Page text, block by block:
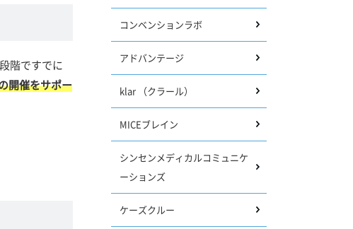
階ですでに
開催をサポー
コンベンションラボ
アドバンテージ
klar （クラール）
MICEブレイン
シンセンメディカルコミュニケ
ーションズ
ケーズクルー